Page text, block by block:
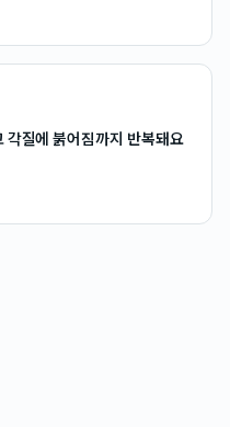
각질에 붉어짐까지 반복돼요